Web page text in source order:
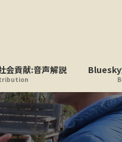
会貢献:音声解説 Bluesky